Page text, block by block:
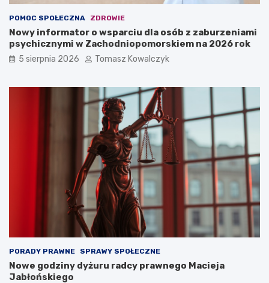
POMOC SPOŁECZNA ZDROWIE
Nowy informator o wsparciu dla osób z zaburzeniami
psychicznymi w Zachodniopomorskiem na 2026 rok
5 sierpnia 2026 Tomasz Kowalczyk
PORADY PRAWNE SPRAWY SPOŁECZNE
Nowe godziny dyżuru radcy prawnego Macieja
Jabłońskiego